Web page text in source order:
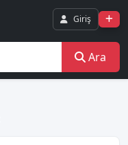
Giriş
Ara